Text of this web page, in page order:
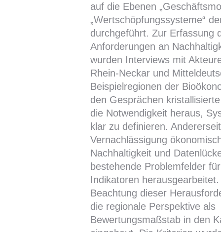
auf die Ebenen
„Wertschöpfungssysteme“
durchgeführt. Zur Erfassung
Anforderungen an
wurden Interviews mit
Rhein-Neckar und
Beispielregionen der
den Gesprächen
die Notwendigkeit heraus,
klar zu definieren.
Vernachlässigung
Nachhaltigkeit und
bestehende Problemfelder
Indikatoren
Beachtung dieser
die regionale Perspektive als
Bewertungsmaßstab in den